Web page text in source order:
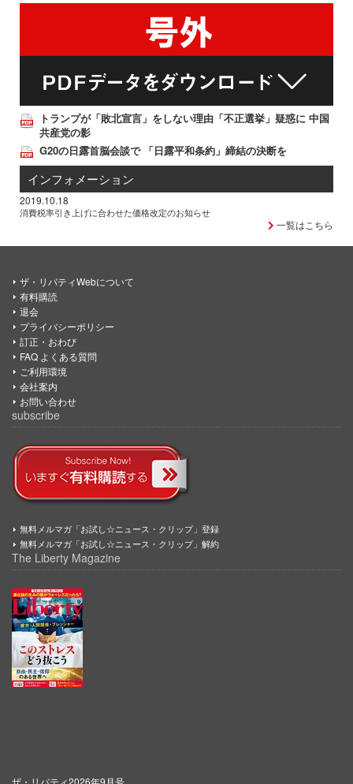
トランプが「敗北宣言」をしない理由「不正選挙」疑惑に 中国
共産党の影
G20の日露首脳会談で 「日露平和条約」締結の決断を
インフォメーション
2019.10.18
消費税率引き上げに合わせた価格改定のお知らせ
一覧はこちら
ザ・リバティWebについて
有料購読
退会
プライバシーポリシー
訂正・おわび
FAQ よくある質問
ご利用環境
会社案内
お問い合わせ
subscribe
無料メルマガ「お試し☆ニュース・クリップ」登録
無料メルマガ「お試し☆ニュース・クリップ」解約
The Liberty Magazine
ザ・リバティ2026年9月号